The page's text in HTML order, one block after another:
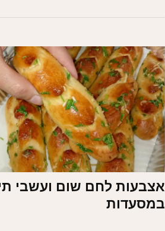
אצבעות לחם שום ועשבי
במסעדות